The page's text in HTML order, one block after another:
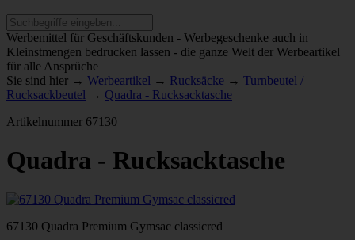
Werbemittel für Geschäftskunden - Werbegeschenke auch in
Kleinstmengen bedrucken lassen - die ganze Welt der Werbeartikel
für alle Ansprüche
Sie sind hier → Werbeartikel → Rucksäcke → Turnbeutel /
Rucksackbeutel → Quadra - Rucksacktasche
Artikelnummer 67130
Quadra - Rucksacktasche
67130 Quadra Premium Gymsac classicred